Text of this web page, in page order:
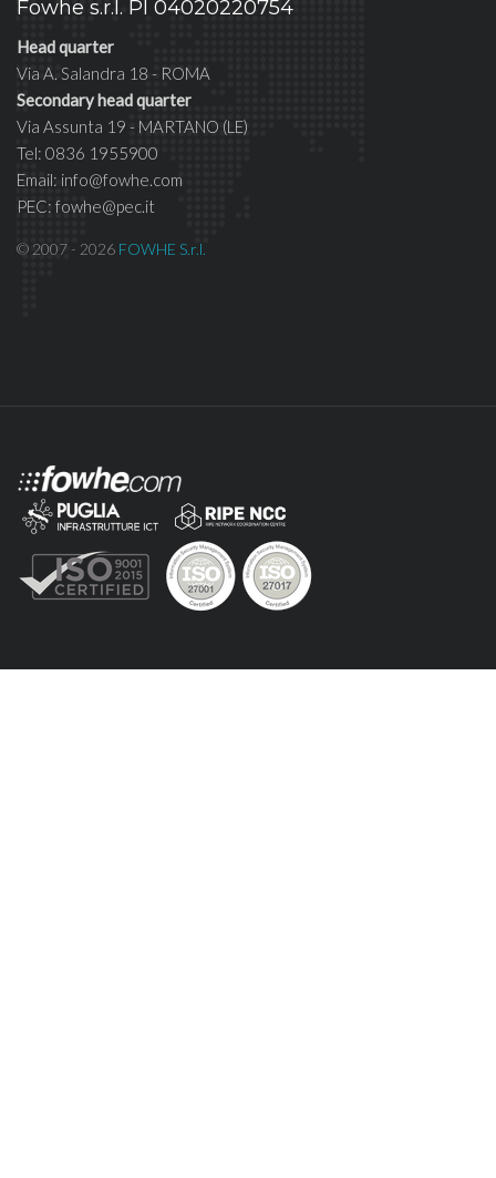
Fowhe s.r.l. PI 04020220754
Head quarter
Via A. Salandra 18 - ROMA
Secondary head quarter
Via Assunta 19 - MARTANO (LE)
Tel: 0836 1955900
Email: info@fowhe.com
PEC: fowhe@pec.it
© 2007 - 2026 FOWHE S.r.l.